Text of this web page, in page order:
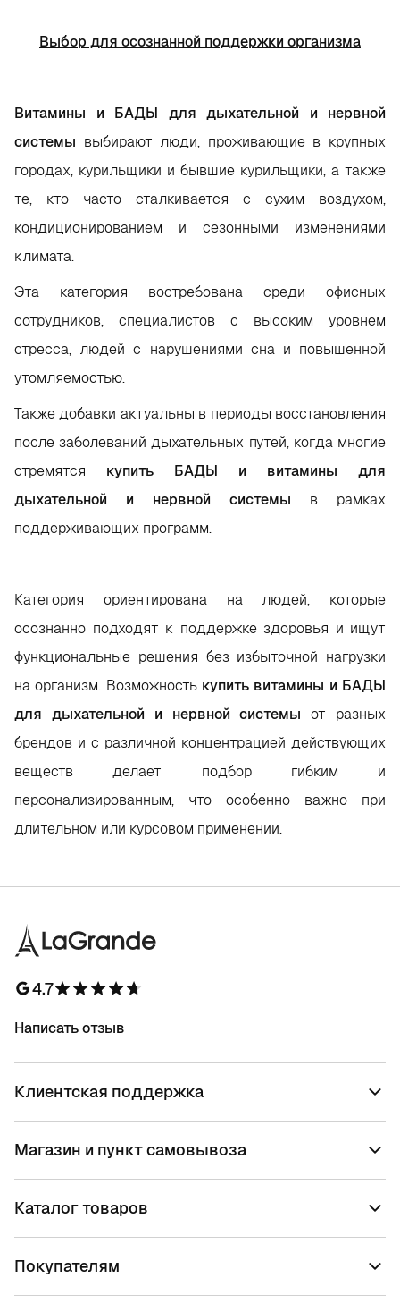
Выбор для осознанной поддержки организма
Витамины и БАДЫ для дыхательной и нервной
системы выбирают люди, проживающие в крупных
городах, курильщики и бывшие курильщики, а также
те, кто часто сталкивается с сухим воздухом,
кондиционированием и сезонными изменениями
климата.
Эта категория востребована среди офисных
сотрудников, специалистов с высоким уровнем
стресса, людей с нарушениями сна и повышенной
утомляемостью.
Также добавки актуальны в периоды восстановления
после заболеваний дыхательных путей, когда многие
стремятся купить БАДЫ и витамины для
дыхательной и нервной системы в рамках
поддерживающих программ.
Категория ориентирована на людей, которые
осознанно подходят к поддержке здоровья и ищут
функциональные решения без избыточной нагрузки
на организм. Возможность купить витамины и БАДЫ
для дыхательной и нервной системы от разных
брендов и с различной концентрацией действующих
веществ делает подбор гибким и
персонализированным, что особенно важно при
длительном или курсовом применении.
4.7
Написать отзыв
Клиентская поддержка
Магазин и пункт самовывоза
Каталог товаров
Покупателям